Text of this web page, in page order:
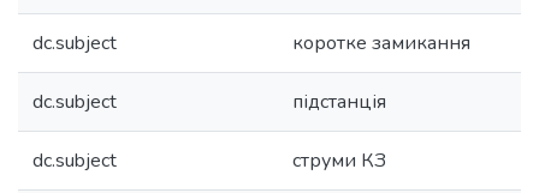
dc.subject коротке замикання
dc.subject підстанція
dc.subject струми КЗ